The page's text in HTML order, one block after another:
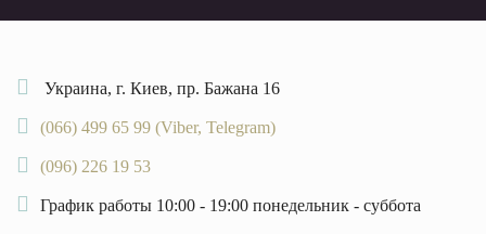
Украина, г. Киев, пр. Бажана 16
(066) 499 65 99 (Viber, Telegram)
(096) 226 19 53
График работы 10:00 - 19:00 понедельник - суббота